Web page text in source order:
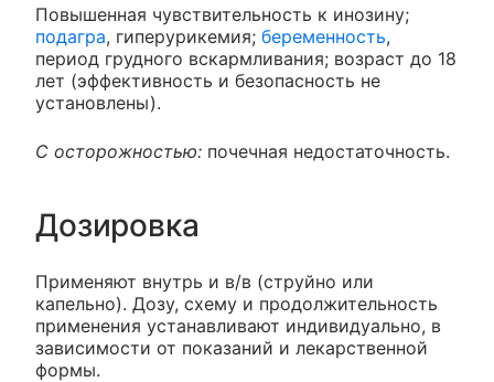
Повышенная чувствительность к инозину;
подагра, гиперурикемия; беременность,
период грудного вскармливания; возраст до 18
лет (эффективность и безопасность не
установлены).
С осторожностью: почечная недостаточность.
Дозировка
Применяют внутрь и в/в (струйно или
капельно). Дозу, схему и продолжительность
применения устанавливают индивидуально, в
зависимости от показаний и лекарственной
формы.